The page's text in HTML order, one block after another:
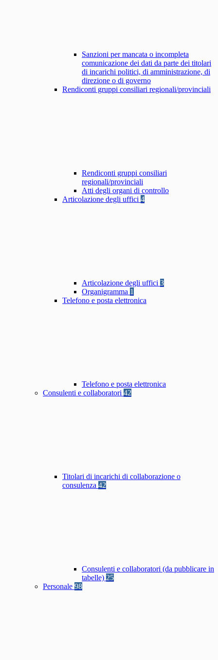
Sanzioni per mancata o incompleta
comunicazione dei dati da parte dei titolari
di incarichi politici, di amministrazione, di
direzione o di governo
Rendiconti gruppi consiliari regionali/provinciali
Rendiconti gruppi consiliari
regionali/provinciali
Atti degli organi di controllo
Articolazione degli uffici 4
Articolazione degli uffici 3
Organigramma 1
Telefono e posta elettronica
Telefono e posta elettronica
Consulenti e collaboratori 42
Titolari di incarichi di collaborazione o
consulenza 42
Consulenti e collaboratori (da pubblicare in
tabelle) 25
Personale 98